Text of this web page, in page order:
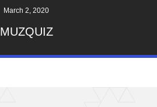
March 2, 2020
MUZQUIZ